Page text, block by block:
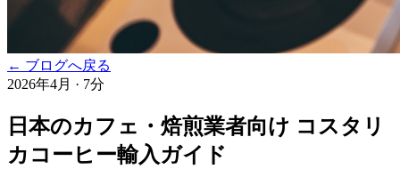
← ブログへ戻る
2026年4月 · 7分
日本のカフェ・焙煎業者向け コスタリ
カコーヒー輸入ガイド